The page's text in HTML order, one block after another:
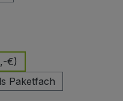
€)
nicht verfügbar.)
Paketfach